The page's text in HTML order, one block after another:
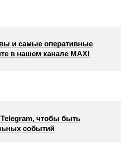
и самые оперативные
в нашем канале МАХ!
чтобы быть
событий